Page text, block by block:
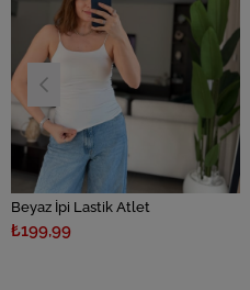
Beyaz İpi Lastik Atlet
₺199,99